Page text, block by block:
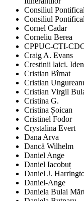
Consiliul
Consiliul
Cornel Cadar
Corneliu Berea
CPPUC-CTI-
Craig A. Evans
Crestinii laici.
Cristian Bîrnat
Cristian
Cristian Virgil
Cristina G.
Cristina Șoican
Cristinel Fodor
Crystalina Evert
Dana Arva
Dancă Wilhelm
Daniel Ange
Daniel Iacobuț
Daniel J.
Daniel-Ange
Daniela Bulai